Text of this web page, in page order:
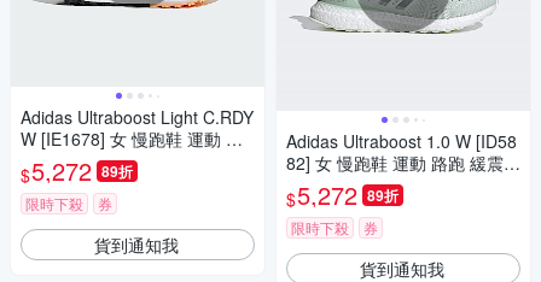
Adidas Ultraboost Light C.RDY
W [IE1678] 女 慢跑鞋 運動 路
跑 反光 緩震 灰
$5,272 89折
限時下殺 券
貨到通知我
Adidas Ultraboost 1.0 W [ID58
82] 女 慢跑鞋 運動 路跑 緩震
彈力 襪套式 包覆 淺綠
$5,272 89折
限時下殺 券
貨到通知我